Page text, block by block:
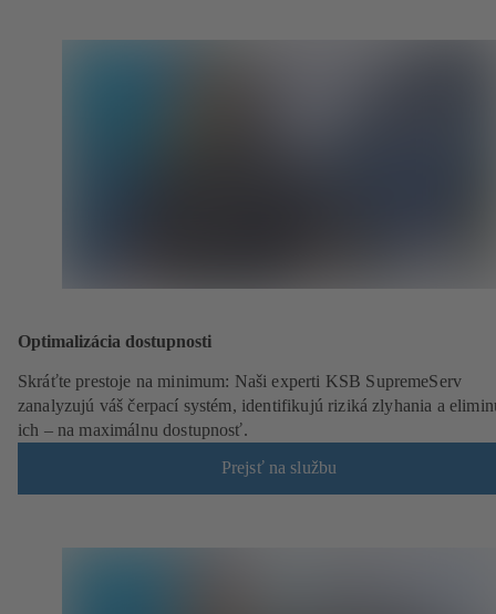
Optimalizácia dostupnosti
Skráťte prestoje na minimum: Naši experti KSB SupremeServ
zanalyzujú váš čerpací systém, identifikujú riziká zlyhania a
ich – na maximálnu dostupnosť.
Prejsť na službu